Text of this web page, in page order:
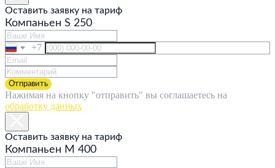
Оставить заявку на тариф
Компаньен S 250
+7
Отправить
Нажимая на кнопку "отправить" вы соглашаетесь на
обработку данных
Оставить заявку на тариф
Компаньен M 400